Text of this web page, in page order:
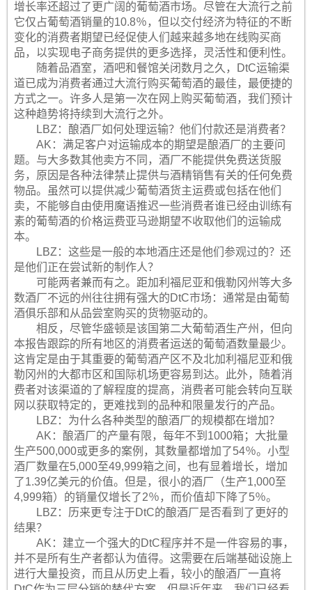
增长率还超过了更广阔的葡萄酒市场。尽管在大流行之前
它仅占葡萄酒销量的10.8％，但以交付经济为特征的不断
变化的消费者期望已经促使人们越来越多地在线购买商
品，以实现电子商务提供的更多选择，灵活性和便利性。
随着品酒室，酒吧和餐馆关闭数月之久，DtC运输渠
道已成为消费者通过大流行购买葡萄酒的最佳，最便捷的
方式之一。许多人是第一次在网上购买葡萄酒，我们预计
这种趋势将持续到大流行之外。
LBZ：酿酒厂如何处理运输？他们付款还是消费者？
AK：满足客户对运输成本的期望是酿酒厂的主要问
题。与大多数其他卖方不同，酒厂不能提供免费送货服
务，原因是各种法律禁止提供与酒精销售有关的任何免费
物品。虽然可以提供减少葡萄酒货主运费或包括在他们
卖，不能够自由使用魔语推迟一些消费者谁已经由训练有
素的葡萄酒的价格运费亚马逊期望不收取他们的运输成
本。
LBZ：这些是一般的本地酒庄还是他们参观过的？还
是他们正在尝试新的制作人？
可能两者兼而有之。距加利福尼亚和俄勒冈州等大多
数酒厂不远的州往往拥有强大的DtC市场：通常是由葡萄
酒俱乐部和从品尝室购买的货物驱动的。
相反，尽管华盛顿是该国第二大葡萄酒生产州，但向
本报告跟踪的所有地区的消费者运送的葡萄酒数量最少。
这肯定是由于其重要的葡萄酒产区不及北加利福尼亚和俄
勒冈州的大都市区和国际机场更容易到达。此外，随着消
费者对该渠道的了解程度的提高，消费者可能会转向互联
网以获取特定的，更难找到的品种和限量发行的产品。
LBZ：为什么各种类型的酿酒厂的规模都在增加？
AK：酿酒厂的产量有限，每年不到1000箱；大批量
生产500,000或更多的案例，其数量都增加了54％。小型
酒厂数量在5,000至49,999箱之间，也有显着增长，增加
了1.39亿美元的价值。但是，很小的酒厂（生产1,000至
4,999箱）的销量仅增长了2％，而价值却下降了5％。
LBZ：历来更专注于DtC的酿酒厂是否看到了更好的
结果？
AK：建立一个强大的DtC程序并不是一件容易的事，
并不是所有生产者都认为值得。这需要在后端基础设施上
进行大量投资，而且从历史上看，较小的酿酒厂一直将